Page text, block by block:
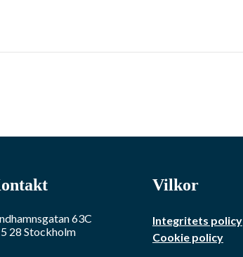
63C
28 Stockholm
Vilkor
Integritets policy
Cookie policy